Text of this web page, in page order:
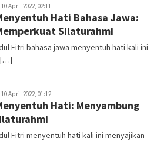
April 2022, 02:11
Hati Bahasa Jawa:
Silaturahmi
Fitri bahasa jawa menyentuh hati kali ini
[…]
April 2022, 01:12
Hati: Menyambung
Fitri menyentuh hati kali ini menyajikan